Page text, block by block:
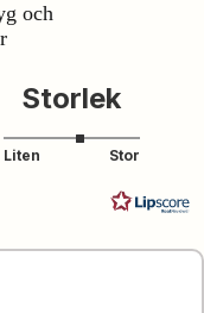
och
Storlek
Liten Stor
3.284470246734398